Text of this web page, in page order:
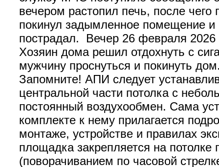
вечером растопил печь, после
покинул задымленное помещение
пострадал. Вечер 26 февраля 2026
Хозяин дома решил отдохнуть с
мужчину проснуться и покинуть
Запомните! АПИ следует
центральной части потолка с
постоянный воздухообмен. Сама
комплекте к нему прилагается
монтаже, устройстве и правилах
площадка закрепляется на
(поворачиванием по часовой